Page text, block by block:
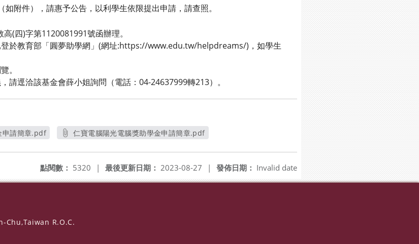
，請惠予公告，以利學生依限提出申請，請查照。
(四)字第1120081991號函辦理。
於教育部「圓夢助學網」(網址:https://www.edu.tw/helpdreams/)，如學生
。
請逕洽該基金會薛小姐詢問（電話：04-24637999轉213）。
申請簡章.pdf
仁寶電腦陽光電腦獎助學金申請簡章.pdf
發佈日期： Invalid date
最後更新日期： 2023-08-27 |
點閱數： 5320 |
Chu,Taiwan R.O.C.